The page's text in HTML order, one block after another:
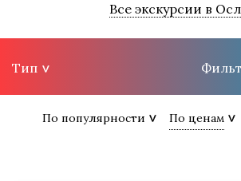
Все экскурсии в
Тип
По популярности По ценам